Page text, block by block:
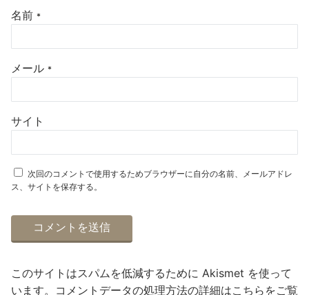
名前 *
メール *
サイト
次回のコメントで使用するためブラウザーに自分の名前、メールアドレ
ス、サイトを保存する。
このサイトはスパムを低減するために Akismet を使って
います。 コメントデータの処理方法の詳細はこちらをご覧